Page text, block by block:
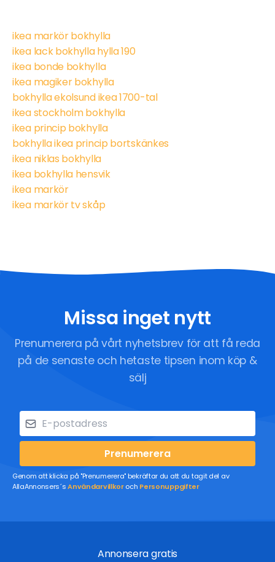
ikea markör bokhylla
ikea lack bokhylla hylla 190
ikea bonde bokhylla
ikea magiker bokhylla
bokhylla ekolsund ikea 1700-tal
ikea stockholm bokhylla
ikea princip bokhylla
bokhylla ikea princip bortskänkes
ikea niklas bokhylla
ikea bokhylla hensvik
ikea markör
ikea markör tv skåp
Missa inget nytt
Prenumerera på vårt nyhetsbrev för att få reda
på de senaste och hetaste tipsen inom köp &
sälj
Prenumerera
Genom att klicka på "Prenumerera" bekräftar du att du tagit del av
AllaAnnonsers´sAnvändarvillkoroch Personuppgifter
Annonsera gratis